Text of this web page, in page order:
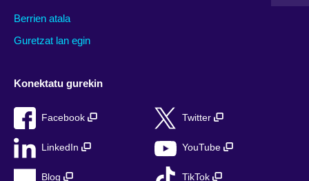
Berrien atala
Guretzat lan egin
Konektatu gurekin
Facebook Twitter
LinkedIn YouTube
Blog TikTok